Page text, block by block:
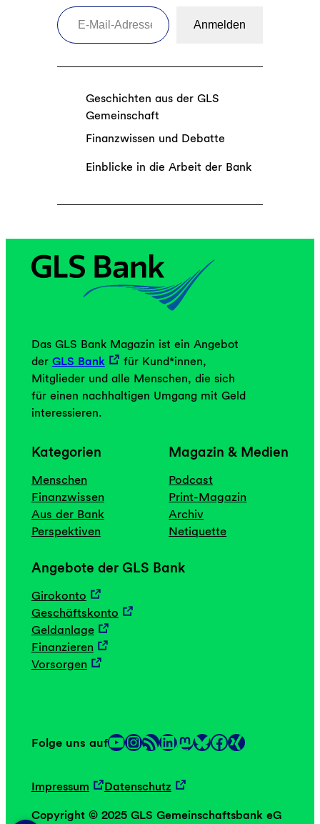
E-Mail-Adresse eingeben
Anmelden
Geschichten aus der GLS
Gemeinschaft
Finanzwissen und Debatte
Einblicke in die Arbeit der Bank
Das GLS Bank Magazin ist ein Angebot
der GLS Bank
für Kund*innen,
Mitglieder und alle Menschen, die sich
für einen nachhaltigen Umgang mit Geld
interessieren.
Kategorien
Menschen
Finanzwissen
Aus der Bank
Perspektiven
Magazin & Medien
Podcast
Print-Magazin
Archiv
Netiquette
Angebote der GLS Bank
Girokonto
Geschäftskonto
Geldanlage
Finanzieren
Vorsorgen
Folge uns aufYouTube InstagramRSS-Feed LinkedIn Mastodon Link Facebook Link
Impressum Datenschutz
Copyright © 2025 GLS Gemeinschaftsbank eG